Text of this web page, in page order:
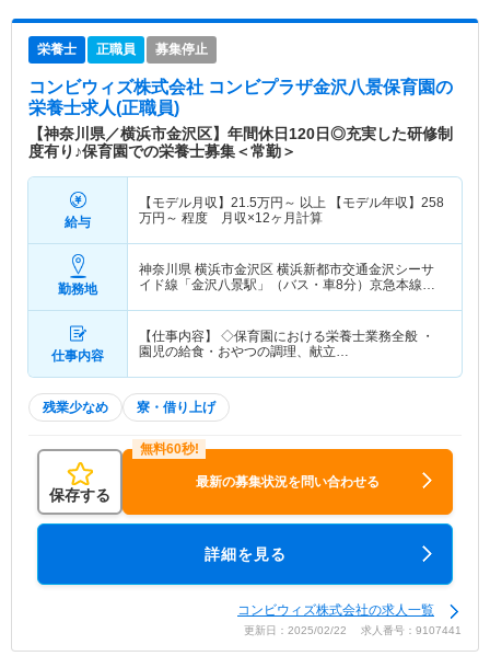
栄養士 正職員 募集停止
コンビウィズ株式会社 コンビプラザ金沢八景保育園の
栄養士求人(正職員)
【神奈川県／横浜市金沢区】年間休日120日◎充実した研修制
度有り♪保育園での栄養士募集＜常勤＞
給与
【モデル月収】 21.5万円～ 以上 【モデル年収】 258
万円～ 程度 月収×12ヶ月計算
勤務地
神奈川県 横浜市金沢区 横浜新都市交通金沢シーサ
イド線「金沢八景駅」（バス・車8分）京急本線
仕事内容
【仕事内容】 ◇保育園における栄養士業務全般 ・
園児の給食・おやつの調理、献立…
残業少なめ 寮・借り上げ
保存する
最新の募集状況を問い合わせる
詳細を見る
コンビウィズ株式会社の求人一覧
更新日：2025/02/22 求人番号：9107441